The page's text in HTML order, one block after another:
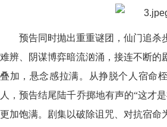
预告同时抛出重重谜团，仙门追杀
难辨、阴谋博弈暗流汹涌，接连不断的
叠加，悬念感拉满。从挣脱个人宿命
人，预告结尾陆千乔掷地有声的“这才
更加饱满。剧集以破除诅咒、对抗宿命